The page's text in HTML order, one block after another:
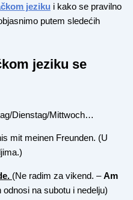
jeziku i kako se pravilno
putem sledećih
jeziku se
Dienstag/Mittwoch…
mit meinen Freunden. (U
(Ne radim za vikend. –Am
na subotu i nedelju)